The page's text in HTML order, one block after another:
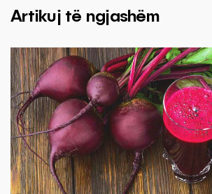
Artikuj të ngjashëm